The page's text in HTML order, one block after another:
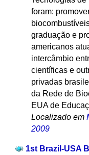
foram:
graduação e
americanos
intercâmbio
científicas e
privadas
da Rede de
EUA de
Localizado em
2009
1st Brazil-USA